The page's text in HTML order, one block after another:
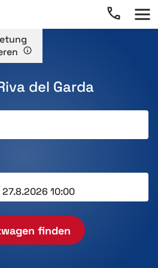
del Garda
finden